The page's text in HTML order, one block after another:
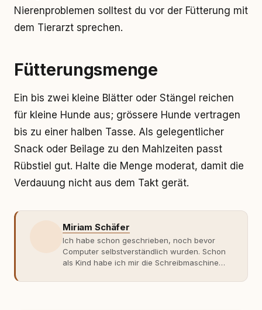
Nierenproblemen solltest du vor der Fütterung mit
dem Tierarzt sprechen.
Fütterungsmenge
Ein bis zwei kleine Blätter oder Stängel reichen
für kleine Hunde aus; grössere Hunde vertragen
bis zu einer halben Tasse. Als gelegentlicher
Snack oder Beilage zu den Mahlzeiten passt
Rübstiel gut. Halte die Menge moderat, damit die
Verdauung nicht aus dem Takt gerät.
Miriam Schäfer
Ich habe schon geschrieben, noch bevor
Computer selbstverständlich wurden. Schon
als Kind habe ich mir die Schreibmaschine
getippt: Geschichten, Beobachtungen,